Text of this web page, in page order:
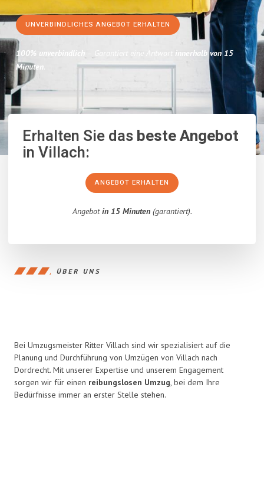
UNVERBINDLICHES ANGEBOT ERHALTEN
100% unverbindlich – Garantiert eine Antwort innerhalb von 15
Minuten.
Erhalten Sie dasbeste Angebot
in Villach:
ANGEBOT ERHALTEN
Angebotin 15 Minuten(garantiert).
ÜBER UNS
Bei Umzugsmeister Ritter Villach sind wir spezialisiert auf die
Planung und Durchführung von Umzügen von Villach nach
Dordrecht. Mit unserer Expertise und unserem Engagement
sorgen wir für einen reibungslosen Umzug, bei dem Ihre
Bedürfnisse immer an erster Stelle stehen.